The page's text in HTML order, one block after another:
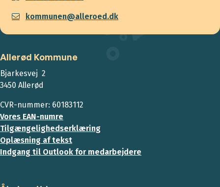
kommunen@alleroed.dk
Allerød Kommune
Bjarkesvej 2
3450 Allerød
CVR-nummer: 60183112
Vores EAN-numre
Tilgængelighedserklæring
Oplæsning af tekst
Indgang til Outlook for medarbejdere